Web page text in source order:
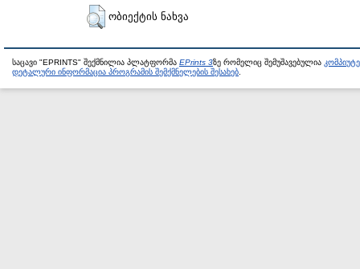
ობიექტის ნახვა
საცავი "EPRINTS" შექმნილია პლატფორმა EPrints 3ზე რომელიც შემუშავებულია
დეტალური ინფორმაცია პროგრამის შემქმნელების შესახებ.